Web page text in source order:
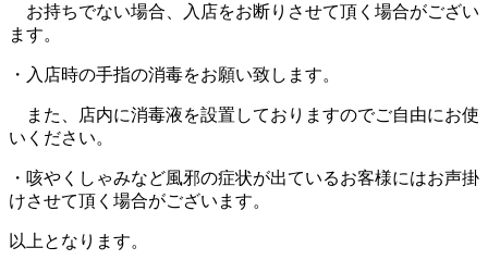
お持ちでない場合、入店をお断りさせて頂く場合がござい
ます。
・入店時の手指の消毒をお願い致します。
また、店内に消毒液を設置しておりますのでご自由にお使
いください。
・咳やくしゃみなど風邪の症状が出ているお客様にはお声掛
けさせて頂く場合がございます。
以上となります。